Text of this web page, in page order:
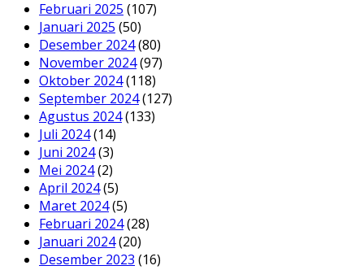
Februari 2025 (107)
Januari 2025 (50)
Desember 2024(80)
November 2024(97)
Oktober 2024(118)
September 2024(127)
Agustus 2024(133)
Juli 2024(14)
Juni 2024(3)
Mei 2024(2)
April 2024(5)
Maret 2024(5)
Februari 2024(28)
Januari 2024(20)
Desember 2023 (16)